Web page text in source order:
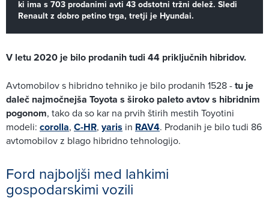
ki ima s 703 prodanimi avti 43 odstotni tržni delež. Sledi
Renault z dobro petino trga, tretji je Hyundai.
V letu 2020 je bilo prodanih tudi 44 priključnih hibridov.
Avtomobilov s hibridno tehniko je bilo prodanih 1528 -tu je
daleč najmočnejša Toyota s široko paleto avtov s hibridnim
pogonom, tako da so kar na prvih štirih mestih Toyotini
modeli: corolla, C-HR, yaris in RAV4. Prodanih je bilo tudi 86
avtomobilov z blago hibridno tehnologijo.
Ford najboljši med lahkimi
gospodarskimi vozili